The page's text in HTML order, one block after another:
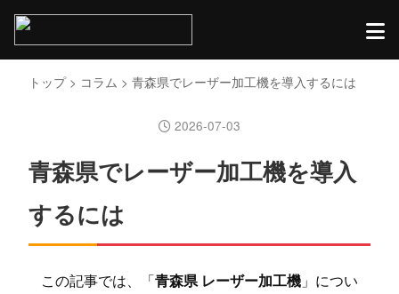
トップ> コラム > 青森県でレーザー加工機を導入するには
2026-07-03
青森県でレーザー加工機を導入
するには
この記事では、「青森県 レーザー加工機 」につい